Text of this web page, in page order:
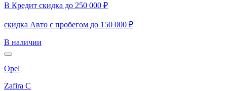
В Кредит скидка до 250 000 ₽
скидка Авто с пробегом до 150 000 ₽
В наличии
Opel
Zafira C